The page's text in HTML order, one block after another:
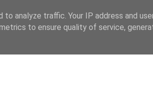
analyze traffic. Your IP address and
to ensure quality of service,